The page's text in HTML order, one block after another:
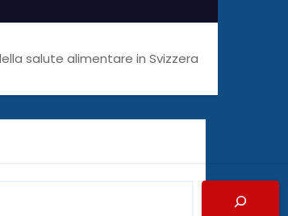
salute alimentare in Svizzera